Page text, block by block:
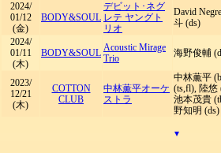
2024/
01/12
(金)
BODY&SOUL
デビット･ネグ
レテ ヤングト
リオ
David
斗 (ds)
2024/
01/11
(木)
BODY&SOUL Acoustic Mirage
Trio
海野俊輔
2023/
12/21
(木)
COTTON
CLUB
中林薫平オーケ
ストラ
中林薫平
(ts,fl), 陸悠
池本茂貴
野知明 (ds)
▾